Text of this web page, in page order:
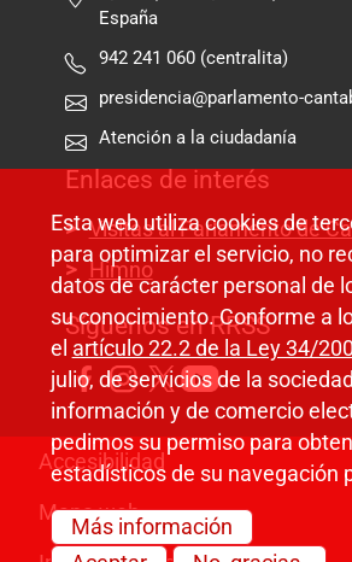
España
942 241 060 (centralita)
presidencia@parlamento-
Atención a la ciudadanía
Enlaces de interés
Visitas al Parlamento de
Himno
Síguenos en RRSS
Pie de página
Accesibilidad
Mapa web
Esta web utiliza cookies de
para optimizar el servicio, no
datos de carácter personal de
su conocimiento. Conforme a
el artículo 22.2 de la Ley 34/
julio, de servicios de la
información y de comercio
pedimos su permiso para
estadísticos de su navegación
Más información